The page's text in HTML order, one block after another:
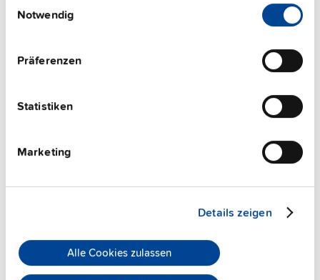
gesammelt haben.
Impressum
Notwendig
Präferenzen
Statistiken
Marketing
Details zeigen
Alle Cookies zulassen
PULS Services